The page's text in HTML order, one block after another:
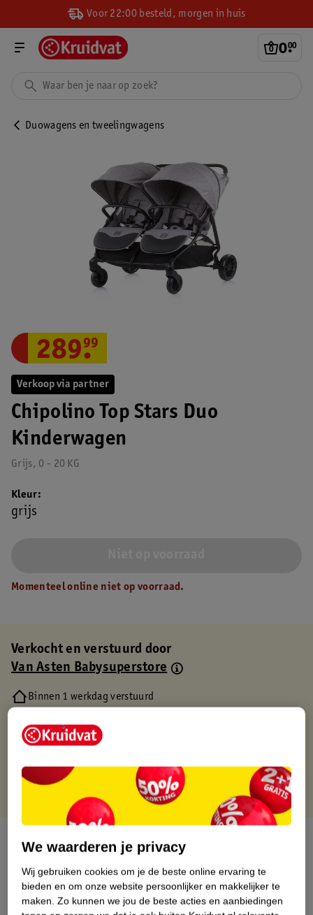
Voor 22:00 besteld, morgen in huis
0.
00
Duowagens en tweelingwagens
Verkoop via partner
Chipolino Top Stars Duo
Kinderwagen
Grijs, 0 - 20 KG
289.
99
Kleur
grijs
Momenteel online niet op voorraad.
Verkocht en verstuurd door
Van Asten Babysuperstore
Binnen 1 werkdag verstuurd
Gratis retourneren via verkooppartner.
Gratis punten met je Kruidvat kaart
Over dit product
Productinformatie
Nature Impact Score
We waarderen je privacy
Wij gebruiken cookies om je de beste online ervaring te
bieden en om onze website persoonlijker en makkelijker te
maken. Zo kunnen we jou de beste acties en aanbiedingen